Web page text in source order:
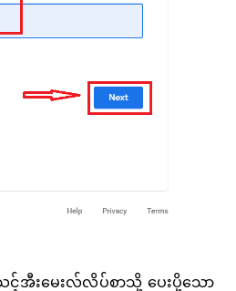
အီးမေးလ်လိပ်စာသို့ ပေးပို့သော